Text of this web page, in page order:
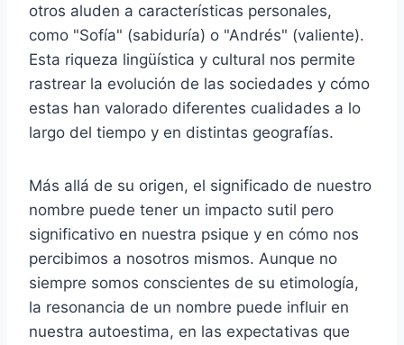
otros aluden a características personales,
como "Sofía" (sabiduría) o "Andrés" (valiente).
Esta riqueza lingüística y cultural nos permite
rastrear la evolución de las sociedades y cómo
estas han valorado diferentes cualidades a lo
largo del tiempo y en distintas geografías.
Más allá de su origen, el significado de nuestro
nombre puede tener un impacto sutil pero
significativo en nuestra psique y en cómo nos
percibimos a nosotros mismos. Aunque no
siempre somos conscientes de su etimología,
la resonancia de un nombre puede influir en
nuestra autoestima, en las expectativas que